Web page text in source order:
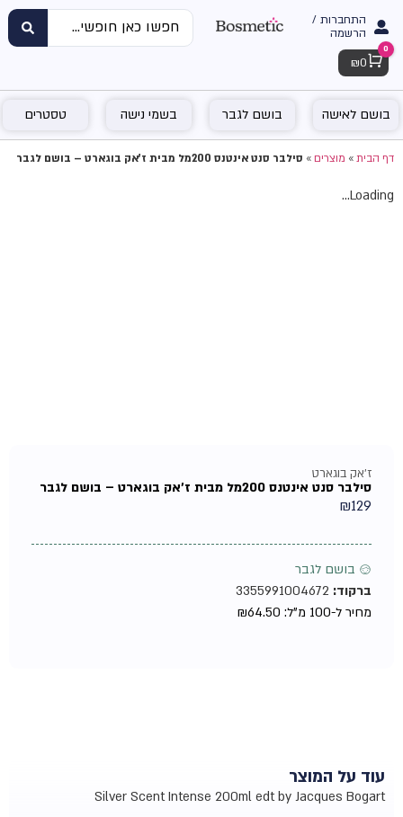
התחברות /
הרשמה
Cart
0
₪ 0
בושם לאישה בושם לגבר בשמי נישה טסטרים
דף הבית»מוצרים»סילבר סנט אינטנס 200מל מבית ז'אק בוגארט – בושם לגבר
Loading...
ז'אק בוגארט
סילבר סנט אינטנס 200מל מבית ז'אק בוגארט – בושם לגבר
₪129
♂ בושם לגבר
ברקוד:3355991004672
מחיר ל-100 מ"ל:
₪64.50
עוד על המוצר
Silver Scent Intense 200ml edt by Jacques Bogart